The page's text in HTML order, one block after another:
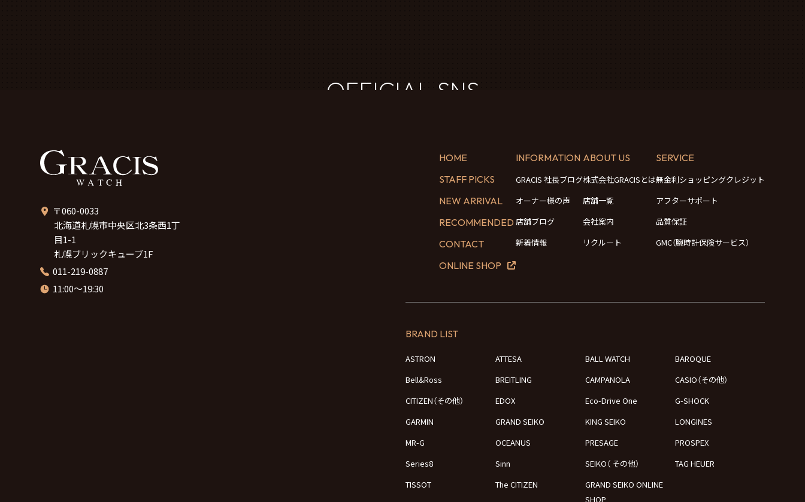
OFFICIAL SNS
〒060-0033
北海道札幌市中央区北3条西1丁
目1-1
札幌ブリックキューブ1F
011-219-0887
11:00～19:30
HOME
STAFF PICKS
NEW ARRIVAL
RECOMMENDED
CONTACT
ONLINE SHOP
INFORMATION
GRACIS 社長ブログ
オーナー様の声
店舗ブログ
新着情報
ABOUT US
株式会社GRACISとは
店舗一覧
会社案内
リクルート
SERVICE
無金利ショッピングクレジット
アフターサポート
品質保証
GMC（腕時計保険サービス）
BRAND LIST
ASTRON ATTESA BALL WATCH
BAROQUE
Bell&Ross
BREITLING CAMPANOLA
CASIO（その他）
CITIZEN（その他）
EDOX Eco-Drive One
G-SHOCK
GARMIN
GRAND SEIKO KING SEIKO
LONGINES
MR-G
OCEANUS PRESAGE
PROSPEX
Series8
Sinn SEIKO（ その他）
TAG HEUER
TISSOT
The CITIZEN
GRAND SEIKO ONLINE
SHOP